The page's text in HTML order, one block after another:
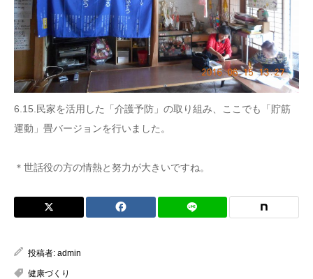
6.15.民家を活用した「介護予防」の取り組み、ここでも「貯筋
運動」畳バージョンを行いました。
＊世話役の方の情熱と努力が大きいですね。
投稿者: admin
健康づくり